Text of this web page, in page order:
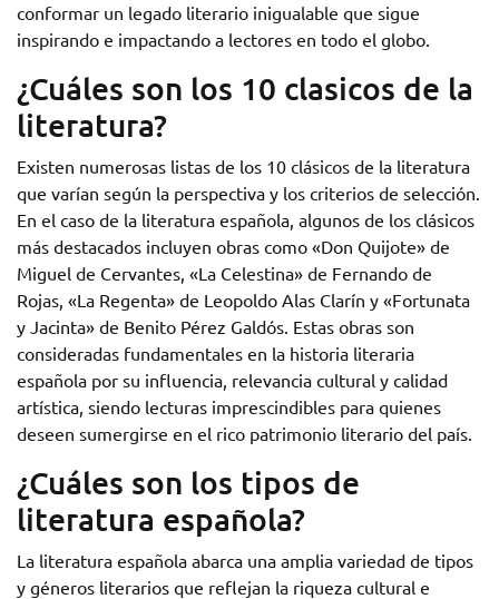
conformar un legado literario inigualable que sigue
inspirando e impactando a lectores en todo el globo.
¿Cuáles son los 10 clasicos de la
literatura?
Existen numerosas listas de los 10 clásicos de la literatura
que varían según la perspectiva y los criterios de selección.
En el caso de la literatura española, algunos de los clásicos
más destacados incluyen obras como «Don Quijote» de
Miguel de Cervantes, «La Celestina» de Fernando de
Rojas, «La Regenta» de Leopoldo Alas Clarín y «Fortunata
y Jacinta» de Benito Pérez Galdós. Estas obras son
consideradas fundamentales en la historia literaria
española por su influencia, relevancia cultural y calidad
artística, siendo lecturas imprescindibles para quienes
deseen sumergirse en el rico patrimonio literario del país.
¿Cuáles son los tipos de
literatura española?
La literatura española abarca una amplia variedad de tipos
y géneros literarios que reflejan la riqueza cultural e